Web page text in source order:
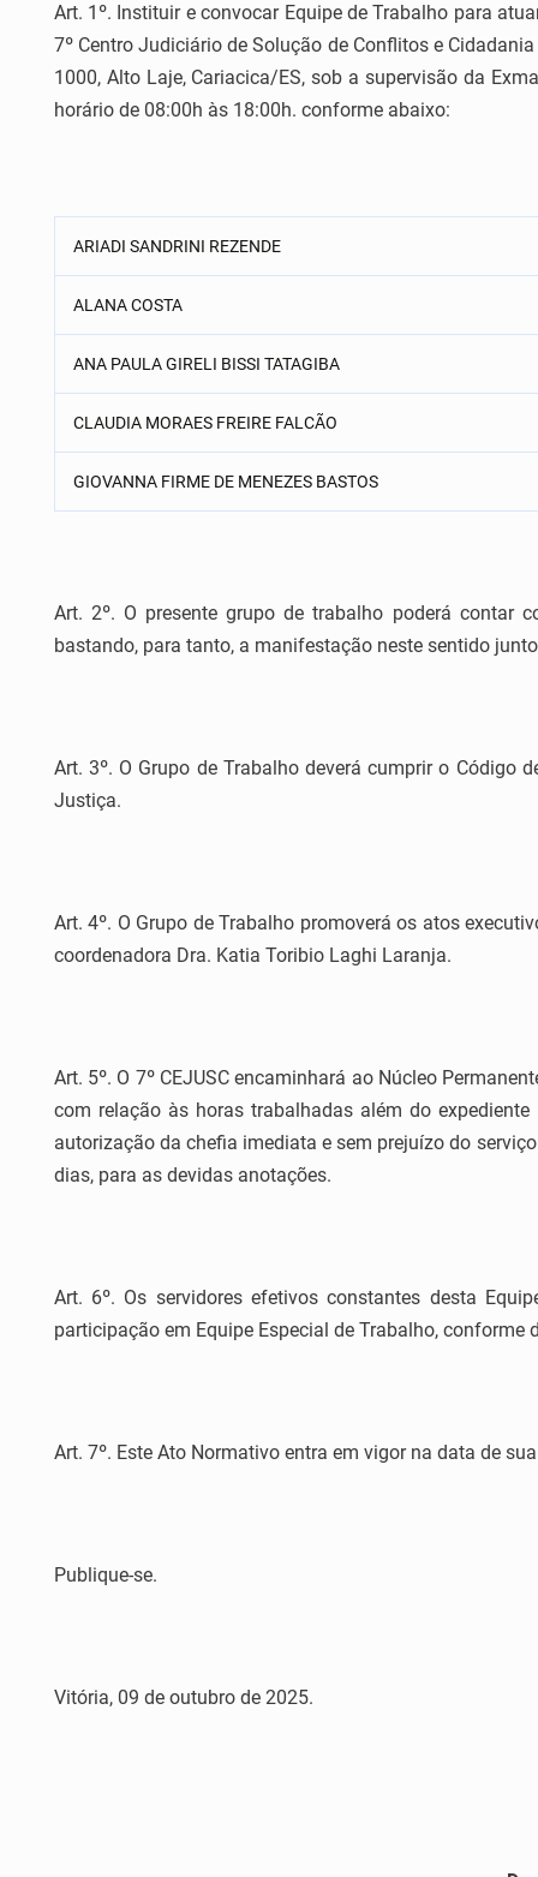
Art. 1º. Instituir e convocar Equipe de Trabalho para
7º Centro Judiciário de Solução de Conflitos e
1000, Alto Laje, Cariacica/ES, sob a supervisão da
horário de 08:00h às 18:00h. conforme abaixo:
ARIADI SANDRINI REZENDE
ALANA COSTA
ANA PAULA GIRELI BISSI TATAGIBA
CLAUDIA MORAES FREIRE FALCÃO
GIOVANNA FIRME DE MENEZES BASTOS
Art. 2º. O presente grupo de trabalho poderá contar
bastando, para tanto, a manifestação neste sentido
Art. 3º. O Grupo de Trabalho deverá cumprir o Código
Justiça.
Art. 4º. O Grupo de Trabalho promoverá os atos
coordenadora Dra. Katia Toribio Laghi Laranja.
Art. 5º. O 7º CEJUSC encaminhará ao Núcleo
com relação às horas trabalhadas além do
autorização da chefia imediata e sem prejuízo do
dias, para as devidas anotações.
Art. 6º. Os servidores efetivos constantes desta
participação em Equipe Especial de Trabalho,
Art. 7º. Este Ato Normativo entra em vigor na data de
Publique-se.
Vitória, 09 de outubro de 2025.